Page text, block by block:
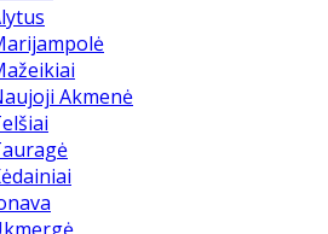
Akmenė